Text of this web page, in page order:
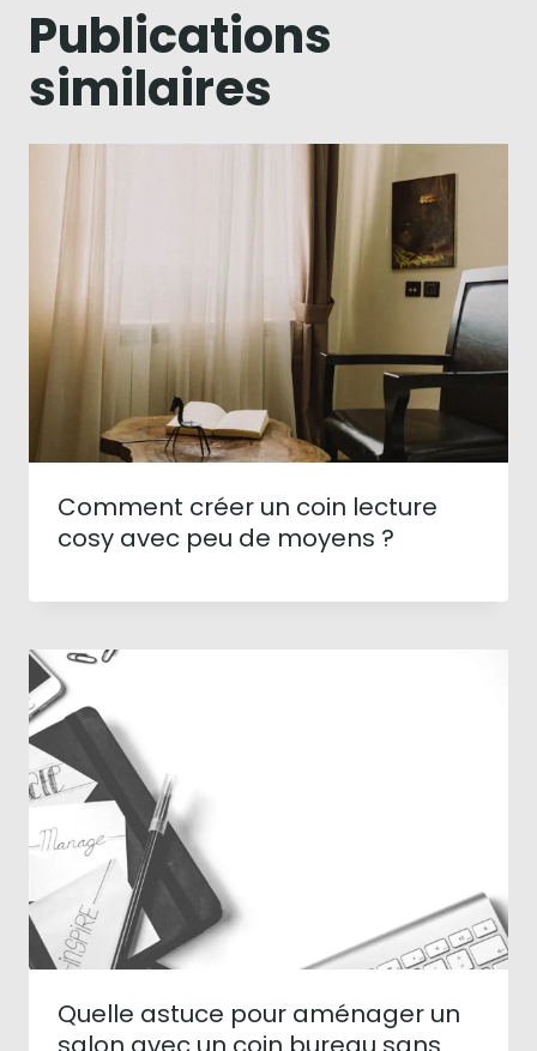
Publications
similaires
Comment créer un coin lecture
cosy avec peu de moyens ?
Quelle astuce pour aménager un